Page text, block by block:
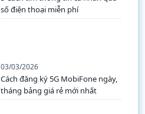
số điện thoại miễn phí
03/03/2026
Cách đăng ký 5G MobiFone ngày,
tháng bảng giá rẻ mới nhất